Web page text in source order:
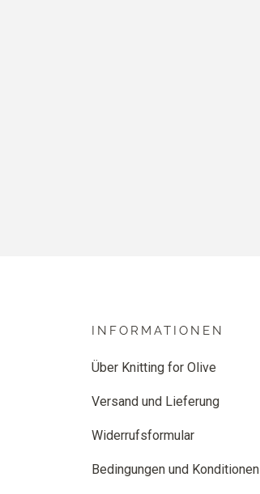
INFORMATIONEN
Über Knitting for Olive
Versand und Lieferung
Widerrufsformular
Bedingungen und Konditionen